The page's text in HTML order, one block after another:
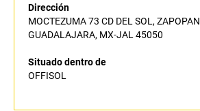
Dirección
MOCTEZUMA 73 CD DEL SOL, ZAPOPAN
GUADALAJARA, MX-JAL 45050
Situado dentro de
OFFISOL